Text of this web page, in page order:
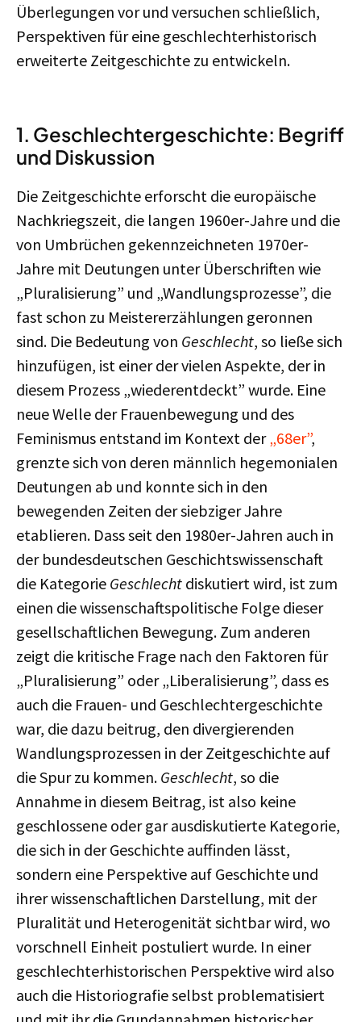
Überlegungen vor und versuchen schließlich,
Perspektiven für eine geschlechterhistorisch
erweiterte Zeitgeschichte zu entwickeln.
1. Geschlechtergeschichte: Begriff
und Diskussion
Die Zeitgeschichte erforscht die europäische
Nachkriegszeit, die langen 1960er-Jahre und die
von Umbrüchen gekennzeichneten 1970er-
Jahre mit Deutungen unter Überschriften wie
„Pluralisierung” und „Wandlungsprozesse”, die
fast schon zu Meistererzählungen geronnen
sind. Die Bedeutung von Geschlecht, so ließe sich
hinzufügen, ist einer der vielen Aspekte, der in
diesem Prozess „wiederentdeckt” wurde. Eine
neue Welle der Frauenbewegung und des
Feminismus entstand im Kontext der„68er”,
grenzte sich von deren männlich hegemonialen
Deutungen ab und konnte sich in den
bewegenden Zeiten der siebziger Jahre
etablieren. Dass seit den 1980er-Jahren auch in
der bundesdeutschen Geschichtswissenschaft
die Kategorie Geschlecht diskutiert wird, ist zum
einen die wissenschaftspolitische Folge dieser
gesellschaftlichen Bewegung. Zum anderen
zeigt die kritische Frage nach den Faktoren für
„Pluralisierung” oder „Liberalisierung”, dass es
auch die Frauen- und Geschlechtergeschichte
war, die dazu beitrug, den divergierenden
Wandlungsprozessen in der Zeitgeschichte auf
die Spur zu kommen. Geschlecht, so die
Annahme in diesem Beitrag, ist also keine
geschlossene oder gar ausdiskutierte Kategorie,
die sich in der Geschichte auffinden lässt,
sondern eine Perspektive auf Geschichte und
ihrer wissenschaftlichen Darstellung, mit der
Pluralität und Heterogenität sichtbar wird, wo
vorschnell Einheit postuliert wurde. In einer
geschlechterhistorischen Perspektive wird also
auch die Historiografie selbst problematisiert